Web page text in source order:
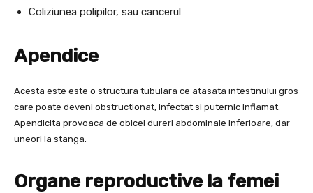
Coliziunea polipilor, sau cancerul
Apendice
Acesta este este o structura tubulara ce atasata intestinului gros
care poate deveni obstructionat, infectat si puternic inflamat.
Apendicita provoaca de obicei dureri abdominale inferioare, dar
uneori la stanga.
Organe reproductive la femei